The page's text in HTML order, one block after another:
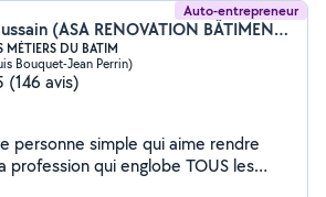
Auto-entrepreneur
Iqbal Hussain (ASA RENOVATION BÂTIMENT)
MÉTIERS DU BATIM
Bouquet-Jean Perrin)
(146 avis)
personne simple qui aime rendre